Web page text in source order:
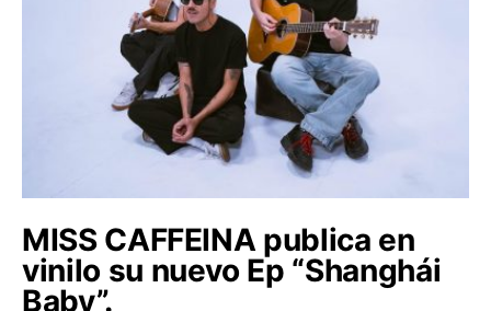
MISS CAFFEINA publica en
vinilo su nuevo Ep “Shanghái
Baby”.